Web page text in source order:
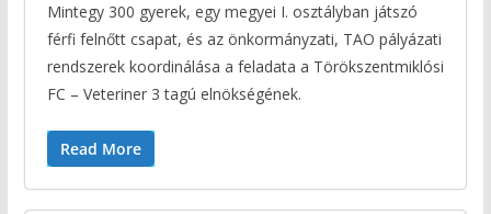
Mintegy 300 gyerek, egy megyei I. osztályban játszó
férfi felnőtt csapat, és az önkormányzati, TAO pályázati
rendszerek koordinálása a feladata a Törökszentmiklósi
FC – Veteriner 3 tagú elnökségének.
Read More